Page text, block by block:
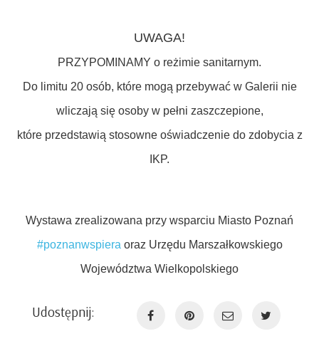
UWAGA!
PRZYPOMINAMY o reżimie sanitarnym.
Do limitu 20 osób, które mogą przebywać w Galerii nie
wliczają się osoby w pełni zaszczepione,
które przedstawią stosowne oświadczenie do zdobycia z
IKP.
Wystawa zrealizowana przy wsparciu Miasto Poznań
#poznanwspiera oraz Urzędu Marszałkowskiego
Województwa Wielkopolskiego
Udostępnij: